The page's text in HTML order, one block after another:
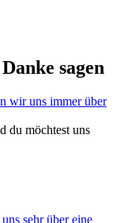
sagen
du möchtest uns